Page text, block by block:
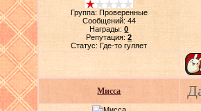
Группа: Проверенные
Сообщений: 44
Награды:0
Репутация:2
Статус:Где-то гуляет
Мисса